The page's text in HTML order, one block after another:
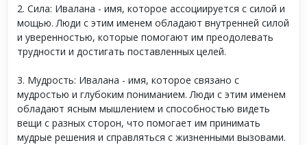
2. Сила: Ивалана - имя, которое ассоциируется с силой и
мощью. Люди с этим именем обладают внутренней силой
и уверенностью, которые помогают им преодолевать
трудности и достигать поставленных целей.
3. Мудрость: Ивалана - имя, которое связано с
мудростью и глубоким пониманием. Люди с этим именем
обладают ясным мышлением и способностью видеть
вещи с разных сторон, что помогает им принимать
мудрые решения и справляться с жизненными вызовами.